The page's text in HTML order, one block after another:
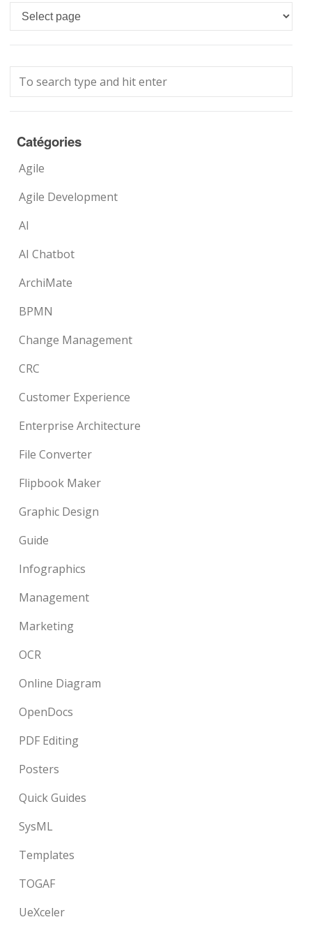
Languages
Catégories
Agile
Agile Development
AI
AI Chatbot
ArchiMate
BPMN
Change Management
CRC
Customer Experience
Enterprise Architecture
File Converter
Flipbook Maker
Graphic Design
Guide
Infographics
Management
Marketing
OCR
Online Diagram
OpenDocs
PDF Editing
Posters
Quick Guides
SysML
Templates
TOGAF
UeXceler